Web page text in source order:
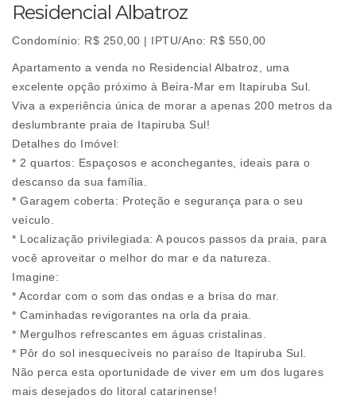
Residencial Albatroz
Condomínio: R$ 250,00 | IPTU/Ano: R$ 550,00
Apartamento a venda no Residencial Albatroz, uma
excelente opção próximo à Beira-Mar em Itapiruba Sul.
Viva a experiência única de morar a apenas 200 metros da
deslumbrante praia de Itapiruba Sul!
Detalhes do Imóvel:
* 2 quartos: Espaçosos e aconchegantes, ideais para o
descanso da sua família.
* Garagem coberta: Proteção e segurança para o seu
veículo.
* Localização privilegiada: A poucos passos da praia, para
você aproveitar o melhor do mar e da natureza.
Imagine:
* Acordar com o som das ondas e a brisa do mar.
* Caminhadas revigorantes na orla da praia.
* Mergulhos refrescantes em águas cristalinas.
* Pôr do sol inesquecíveis no paraíso de Itapiruba Sul.
Não perca esta oportunidade de viver em um dos lugares
mais desejados do litoral catarinense!